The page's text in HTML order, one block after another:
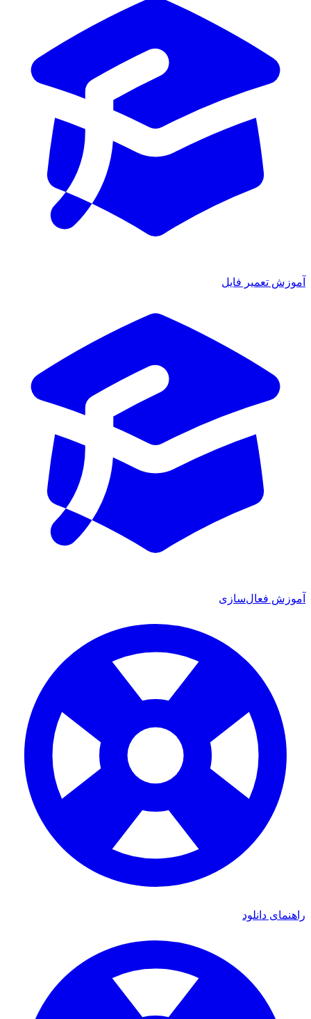
آموزش تعمیر فایل
آموزش فعال‌سازی
راهنمای دانلود